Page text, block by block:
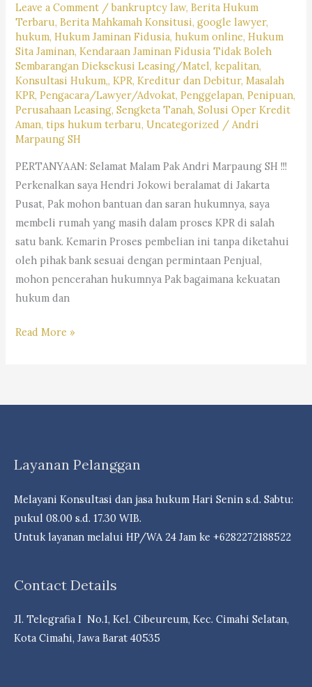
Imbasnya
Bagi
Karyawan
Leave a Comment /bankruptcy law,Berita Hukum
Terbaru,Berita Mahkamah Konsitusi,google lawyer,
hukum,Hukum Jaminan Fidusia,hukum online,Hukum
Sita Jaminan,Kendaraan Jaminan Fidusia Tidak Boleh
Sembarangan Dieksekusi Leasing/Matel,kepalitan,
Konsultasi Hukum,,KPR,Kreditur dan Debitur,Masalah
KPR,Pengacara/Lawyer/Advokat,Penggelapan,Penipuan,
Perusahaan Leasing,Sengketa Tanah,Solusi Oper Kredit
Aman,tips hukum terbaru,Uncategorized /Andri
Marpaung SH
PERTANYAAN: Selamat Malam Pak Andri Marpaung SH !!!
Perkenalkan saya Hendri Jokowi beralamat di Jakarta
Pusat, Pak mohon bantuan dan saran hukumnya, saya
membeli rumah yang masih dalam proses KPR di salah
satu bank. Kemarin Proses pembelian ini tanpa diketahui
oleh pihak bank sesuai dengan permintaan Penjual,
mohon pencerahan hukumnya Pak bagaimana kekuatan
hukum dan
INI
KPR
HUKUM
Read More »
Layanan Pelanggan
Melayani Konsultasi dan jasa hukum Hari Senin s.d. Sabtu:
pukul 08.00 s.d. 17.30 WIB.
Untuk layanan melalui HP/WA 24 Jam ke +6282272188522
Contact Details
Jl. Telegrafia I No.1, Kel. Cibeureum, Kec. Cimahi Selatan,
Kota Cimahi, Jawa Barat 40535